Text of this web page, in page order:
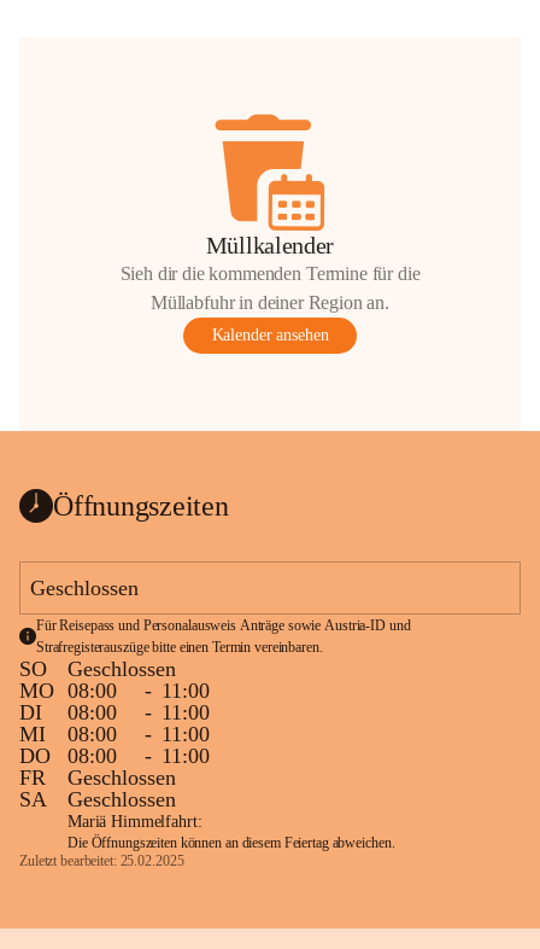
Müllkalender
Sieh dir die kommenden Termine für die
Müllabfuhr in deiner Region an.
Kalender ansehen
Öffnungszeiten
Geschlossen
Für Reisepass und Personalausweis Anträge sowie Austria-ID und
Strafregisterauszüge bitte einen Termin vereinbaren.
SO
Geschlossen
MO 08:00 - 11:00
DI
08:00 - 11:00
MI
08:00 - 11:00
DO
08:00 - 11:00
FR
Geschlossen
SA
Geschlossen
Mariä Himmelfahrt:
Die Öffnungszeiten können an diesem Feiertag abweichen.
Zuletzt bearbeitet: 25.02.2025